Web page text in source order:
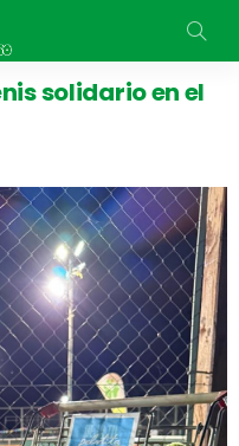
solidario en el